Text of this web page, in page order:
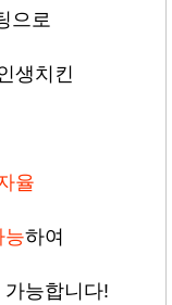
으로
생치킨
율
능하여
능합니다!